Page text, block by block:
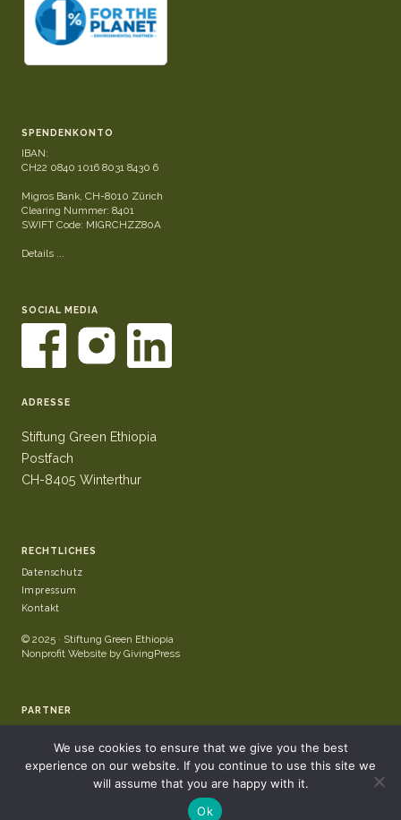
SPENDENKONTO
IBAN:
CH22 0840 1016 8031 8430 6
Migros Bank, CH-8010 Zürich
Clearing Nummer: 8401
SWIFT Code: MIGRCHZZ80A
Details ...
SOCIAL MEDIA
ADRESSE
Stiftung Green Ethiopia
Postfach
CH-8405 Winterthur
RECHTLICHES
Datenschutz
Impressum
Kontakt
© 2025 · Stiftung Green Ethiopia
Nonprofit Website by GivingPress
PARTNER
We use cookies to ensure that we give you the best
experience on our website. If you continue to use this site we
will assume that you are happy with it.
Ok